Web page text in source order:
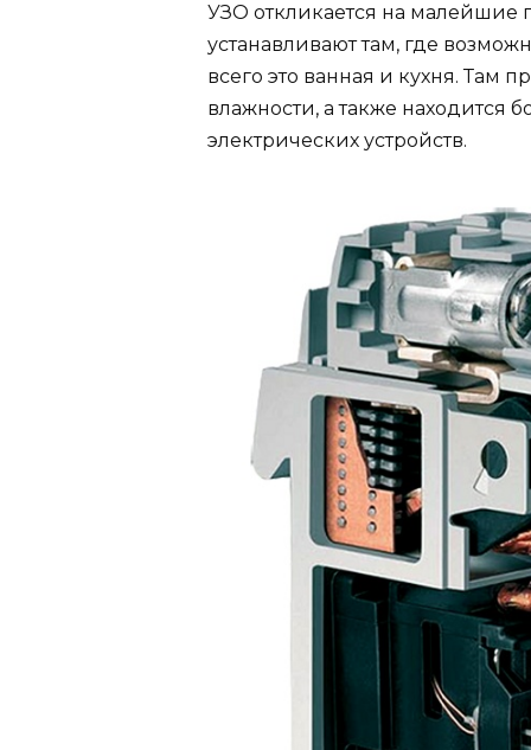
УЗО откликается на малейшие
устанавливают там, где
всего это ванная и кухня. Там
влажности, а также находится
электрических устройств.